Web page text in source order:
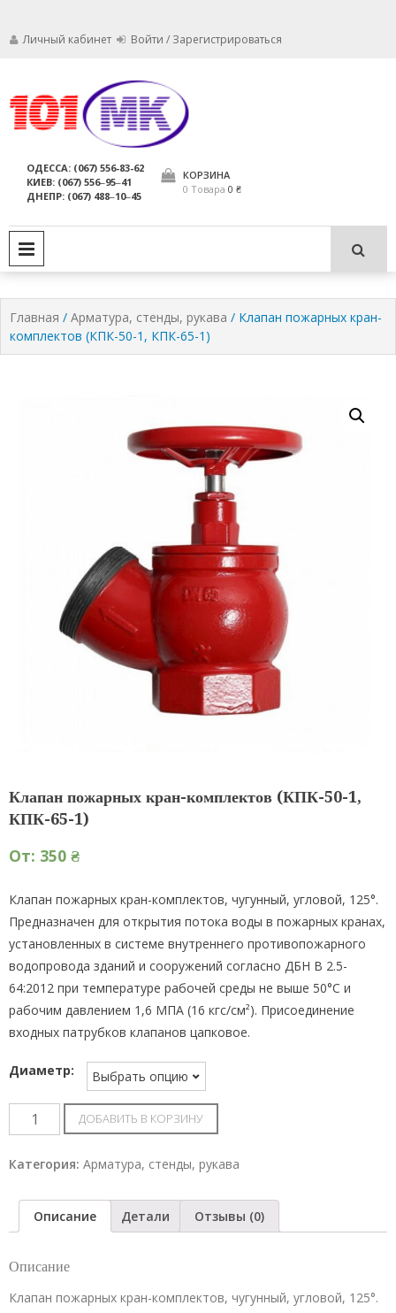
Личный кабинет Войти / Зарегистрироваться
компания МАРКО
пригодны для использования по
назначению.
ОДЕССА: (067) 556-83-62
КИЕВ: (067) 556‒95‒41
ДНЕПР: (067) 488‒10‒45
КОРЗИНА
0 Товара 0 ₴
Главная / Арматура, стенды, рукава / Клапан пожарных кран-
комплектов (КПК-50-1, КПК-65-1)
Клапан пожарных кран-комплектов (КПК-50-1,
КПК-65-1)
От: 350 ₴
Клапан пожарных кран-комплектов, чугунный, угловой, 125°.
Предназначен для открытия потока воды в пожарных кранах,
установленных в системе внутреннего противопожарного
водопровода зданий и сооружений согласно ДБН В 2.5-
64:2012 при температуре рабочей среды не выше 50°С и
рабочим давлением 1,6 МПА (16 кгс/см²). Присоединение
входных патрубков клапанов цапковое.
Диаметр:
Клапан
пожарных
кран-
(КПК-50-
1)
шт
ДОБАВИТЬ В КОРЗИНУ
Категория: Арматура, стенды, рукава
Описание Детали Отзывы (0)
Описание
Клапан пожарных кран-комплектов, чугунный, угловой, 125°.